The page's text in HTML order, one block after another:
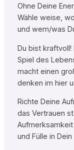
Ohne Deine
Wähle weise,
und wem/was
Du bist kraftvoll!
Spiel des
macht einen
denken im hier
Richte Deine
das Vertrauen
und Fülle in